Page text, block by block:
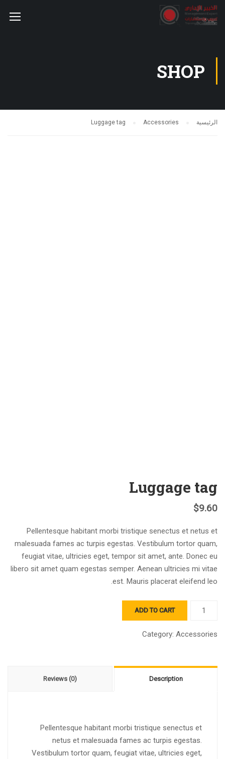
SHOP
الرئيسية Accessories
Luggage tag
Luggage tag
$9.60
Pellentesque habitant morbi tristique senectus et netus et
malesuada fames ac turpis egestas. Vestibulum tortor quam,
feugiat vitae, ultricies eget, tempor sit amet, ante. Donec eu
libero sit amet quam egestas semper. Aenean ultricies mi vitae
est. Mauris placerat eleifend leo.
Luggage
quantity
ADD TO CART
Category: Accessories
Description
Reviews (0)
Pellentesque habitant morbi tristique senectus et
netus et malesuada fames ac turpis egestas.
Vestibulum tortor quam, feugiat vitae, ultricies eget,